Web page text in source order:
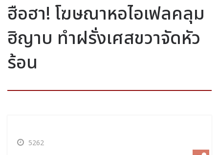
ฮือฮา! โฆษณาหอไอเฟลคลุม
ฮิญาบ ทำฝรั่งเศสขวาจัดหัว
ร้อน
5262